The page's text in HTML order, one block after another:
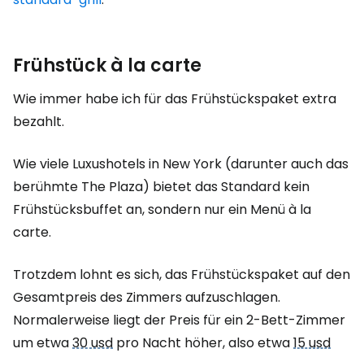
Frühstück à la carte
Wie immer habe ich für das Frühstückspaket extra
bezahlt.
Wie viele Luxushotels in New York (darunter auch das
berühmte The Plaza) bietet das Standard kein
Frühstücksbuffet an, sondern nur ein Menü à la
carte.
Trotzdem lohnt es sich, das Frühstückspaket auf den
Gesamtpreis des Zimmers aufzuschlagen.
Normalerweise liegt der Preis für ein 2-Bett-Zimmer
um etwa30 usd pro Nacht höher, also etwa15 usd